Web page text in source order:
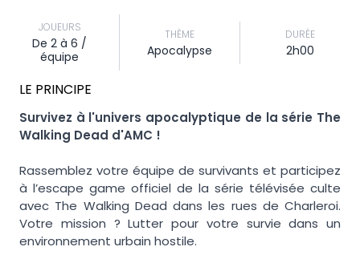
JOUEURS
De 2 à 6 /
équipe
THÈME
Apocalypse
DURÉE
2h00
LE PRINCIPE
Survivez à l'univers apocalyptique de la série The
Walking Dead d'AMC !
Rassemblez votre équipe de survivants et participez
à l’escape game officiel de la série télévisée culte
avec The Walking Dead dans les rues de Charleroi.
Votre mission ? Lutter pour votre survie dans un
environnement urbain hostile.